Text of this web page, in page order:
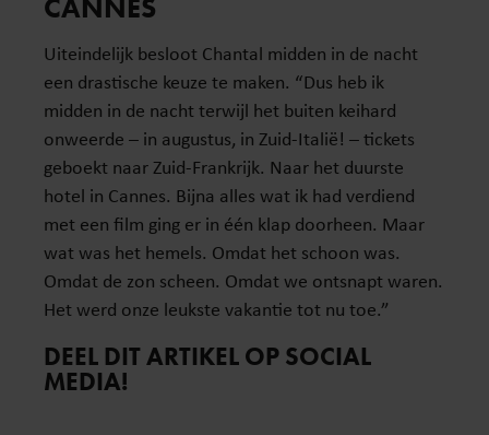
CANNES
Uiteindelijk besloot Chantal midden in de nacht
een drastische keuze te maken. “Dus heb ik
midden in de nacht terwijl het buiten keihard
onweerde – in augustus, in Zuid-Italië! – tickets
geboekt naar Zuid-Frankrijk. Naar het duurste
hotel in Cannes. Bijna alles wat ik had verdiend
met een film ging er in één klap doorheen. Maar
wat was het hemels. Omdat het schoon was.
Omdat de zon scheen. Omdat we ontsnapt waren.
Het werd onze leukste vakantie tot nu toe.”
DEEL DIT ARTIKEL OP SOCIAL
MEDIA!